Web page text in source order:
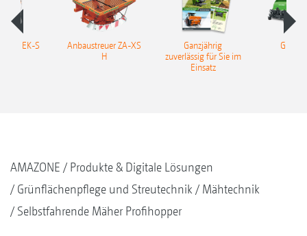
EK-S
Anbaustreuer ZA-XS
H
Ganzjährig
zuverlässig für Sie im
Einsatz
GH
AMAZONE
Produkte & Digitale Lösungen
Grünflächenpflege und Streutechnik
Mähtechnik
Selbstfahrende Mäher Profihopper